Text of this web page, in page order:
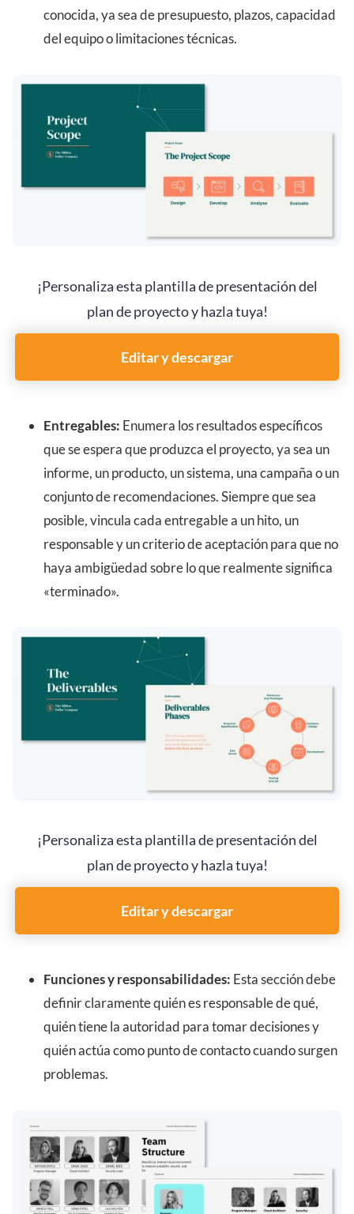
conocida, ya sea de presupuesto, plazos, capacidad
del equipo o limitaciones técnicas.
¡Personaliza esta plantilla de presentación del
plan de proyecto y hazla tuya!
Editar y descargar
Entregables: Enumera los resultados específicos
que se espera que produzca el proyecto, ya sea un
informe, un producto, un sistema, una campaña o un
conjunto de recomendaciones. Siempre que sea
posible, vincula cada entregable a un hito, un
responsable y un criterio de aceptación para que no
haya ambigüedad sobre lo que realmente significa
«terminado».
¡Personaliza esta plantilla de presentación del
plan de proyecto y hazla tuya!
Editar y descargar
Funciones y responsabilidades: Esta sección debe
definir claramente quién es responsable de qué,
quién tiene la autoridad para tomar decisiones y
quién actúa como punto de contacto cuando surgen
problemas.